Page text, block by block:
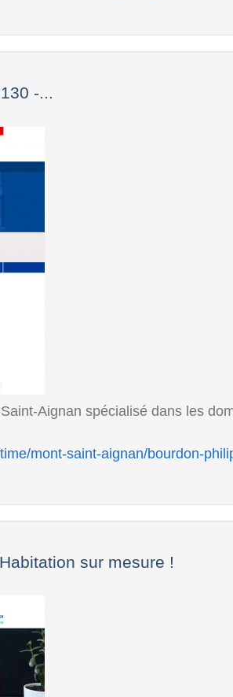
-...
Aignan spécialisé dans les
mont-saint-aignan/bourdon-
sur mesure !